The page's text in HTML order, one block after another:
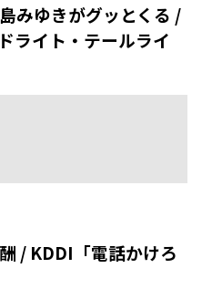
みゆきがグッとくる /
ライト・テールライ
/ KDDI「電話かけろ